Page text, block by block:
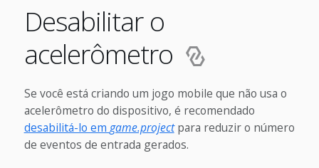
Desabilitar o
acelerômetro
Se você está criando um jogo mobile que não usa o
acelerômetro do dispositivo, é recomendado
desabilitá-lo em game.projectpara reduzir o número
de eventos de entrada gerados.